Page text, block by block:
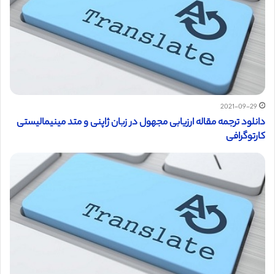
2021-09-29
دانلود ترجمه مقاله ارزیابی مجهول در زبان ژاپنی و متد مینیمالیستی
کارتوگرافی